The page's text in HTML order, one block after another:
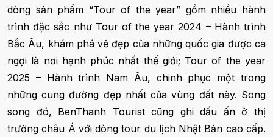
dòng sản phẩm “Tour of the year” gồm nhiều hành
trình đặc sắc như Tour of the year 2024 – Hành trình
Bắc Âu, khám phá vẻ đẹp của những quốc gia được ca
ngợi là nơi hạnh phúc nhất thế giới; Tour of the year
2025 – Hành trình Nam Âu, chinh phục một trong
những cung đường đẹp nhất của vùng đất này. Song
song đó, BenThanh Tourist cũng ghi dấu ấn ở thị
trường châu Á với dòng tour du lịch Nhật Bản cao cấp.